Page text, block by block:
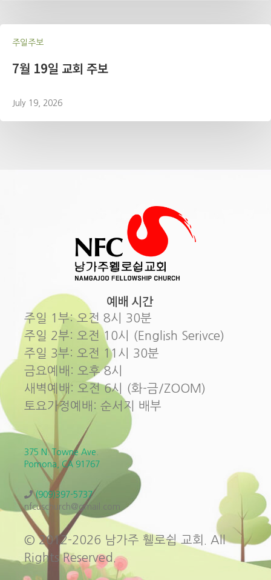
주일주보
7월 19일 교회 주보
July 19, 2026
예배 시간
주일 1부: 오전 8시 30분
주일 2부: 오전 10시 (English Serivce)
주일 3부: 오전 11시 30분
금요예배: 오후 8시
새벽예배: 오전 6시 (화-금/ZOOM)
토요가정예배: 순서지 배부
375 N. Towne Ave.
Pomona, CA 91767
(909)397-5737
nfcuschurch@gmail.com
© 2012-2026 남가주 휄로쉽 교회. All
Rights Reserved.